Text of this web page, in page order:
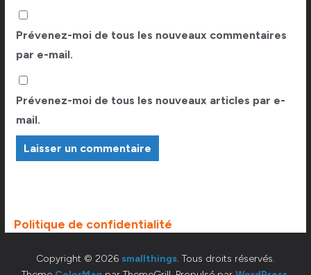
Prévenez-moi de tous les nouveaux commentaires
par e-mail.
Prévenez-moi de tous les nouveaux articles par e-
mail.
Politique de confidentialité
Copyright © 2026 smallthings. Tous droits réservés.